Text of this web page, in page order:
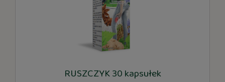
RUSZCZYK 30 kapsułek